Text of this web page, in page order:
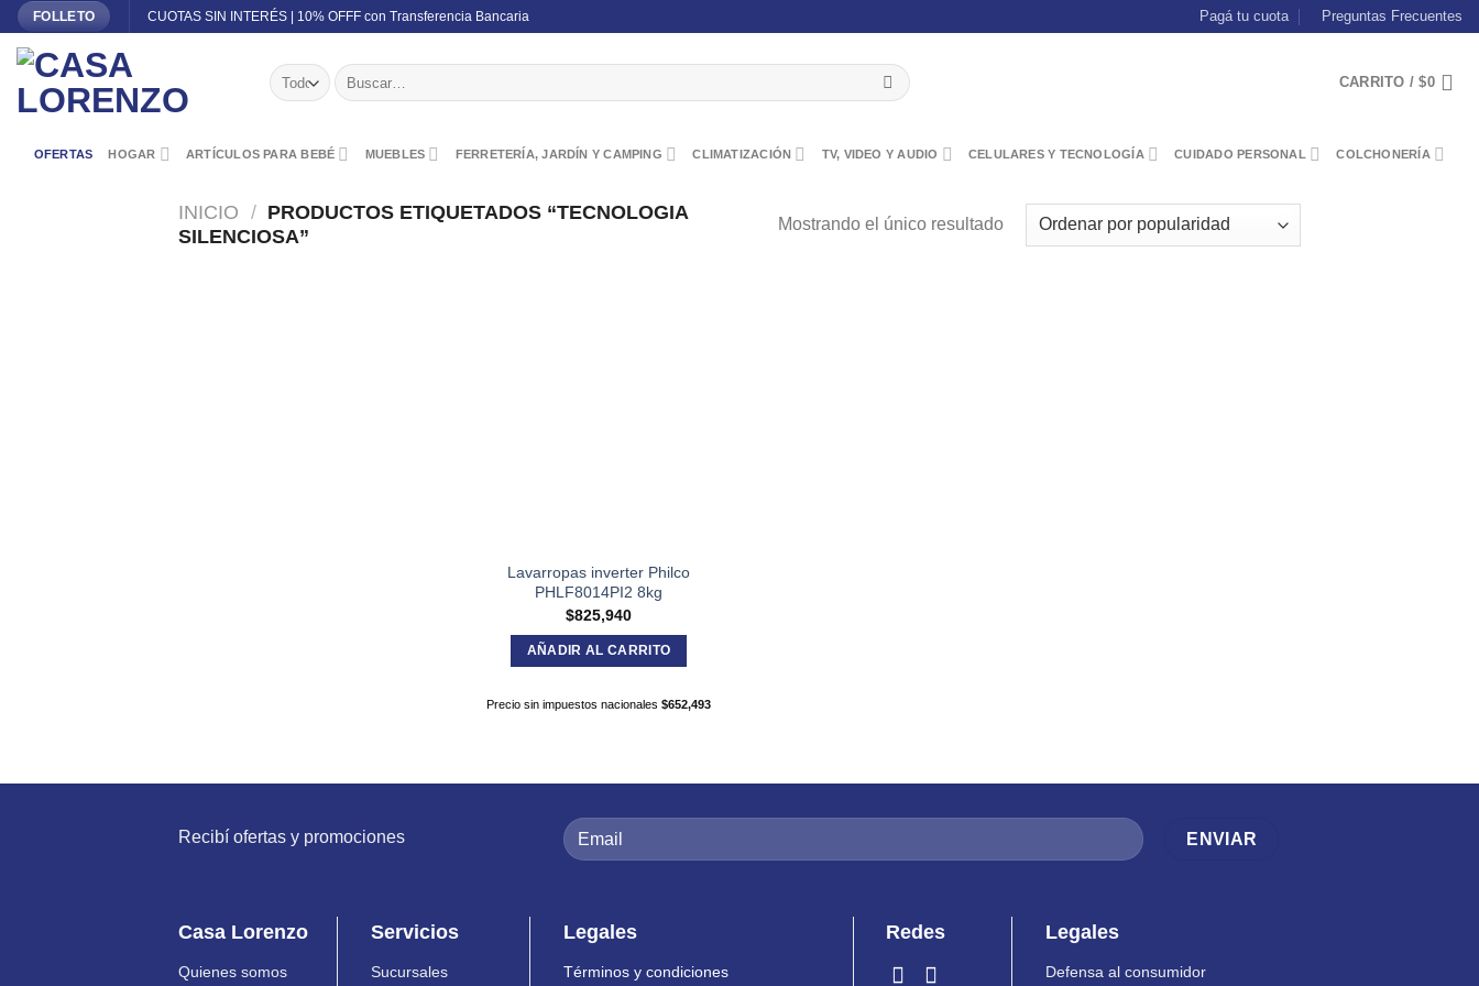
Skip
content
FOLLETO CUOTAS SIN INTERÉS | 10% OFFF con Transferencia Bancaria Pagá tu cuota Preguntas Frecuentes
Buscar
por:
CARRITO /$0
OFERTAS HOGAR ARTÍCULOS PARA BEBÉ MUEBLES FERRETERÍA, JARDÍN Y CAMPING CLIMATIZACIÓN TV, VIDEO Y AUDIO CELULARES Y TECNOLOGÍA CUIDADO PERSONAL COLCHONERÍA
INICIO / PRODUCTOS ETIQUETADOS “TECNOLOGIA
SILENCIOSA”
Mostrando el único resultado
Lavarropas inverter Philco
PHLF8014PI2 8kg
$825,940
AÑADIR AL CARRITO
Precio sin impuestos nacionales$652,493
Recibí ofertas y promociones
Casa Lorenzo
Quienes somos
Servicios
Sucursales
Legales
Términos y condiciones
Redes Legales
Defensa al consumidor